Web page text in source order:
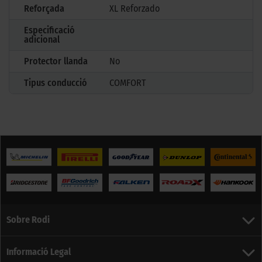
Reforçada
XL Reforzado
Especificació
adicional
Protector llanda
No
Tipus conducció
COMFORT
Sobre Rodi
Informació Legal